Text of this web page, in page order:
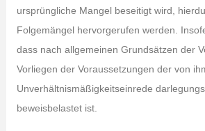
ursprüngliche Mangel beseitigt wird,
Folgemängel hervorgerufen werden.
dass nach allgemeinen Grundsätzen der
Vorliegen der Voraussetzungen der von
Unverhältnismäßigkeitseinrede
beweisbelastet ist.